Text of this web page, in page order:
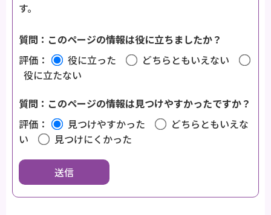
す。
質問：このページの情報は役に立ちましたか？
評価：
役に立った
どちらともいえない
役に立たない
質問：このページの情報は見つけやすかったですか？
評価：
見つけやすかった
どちらともいえな
い
見つけにくかった